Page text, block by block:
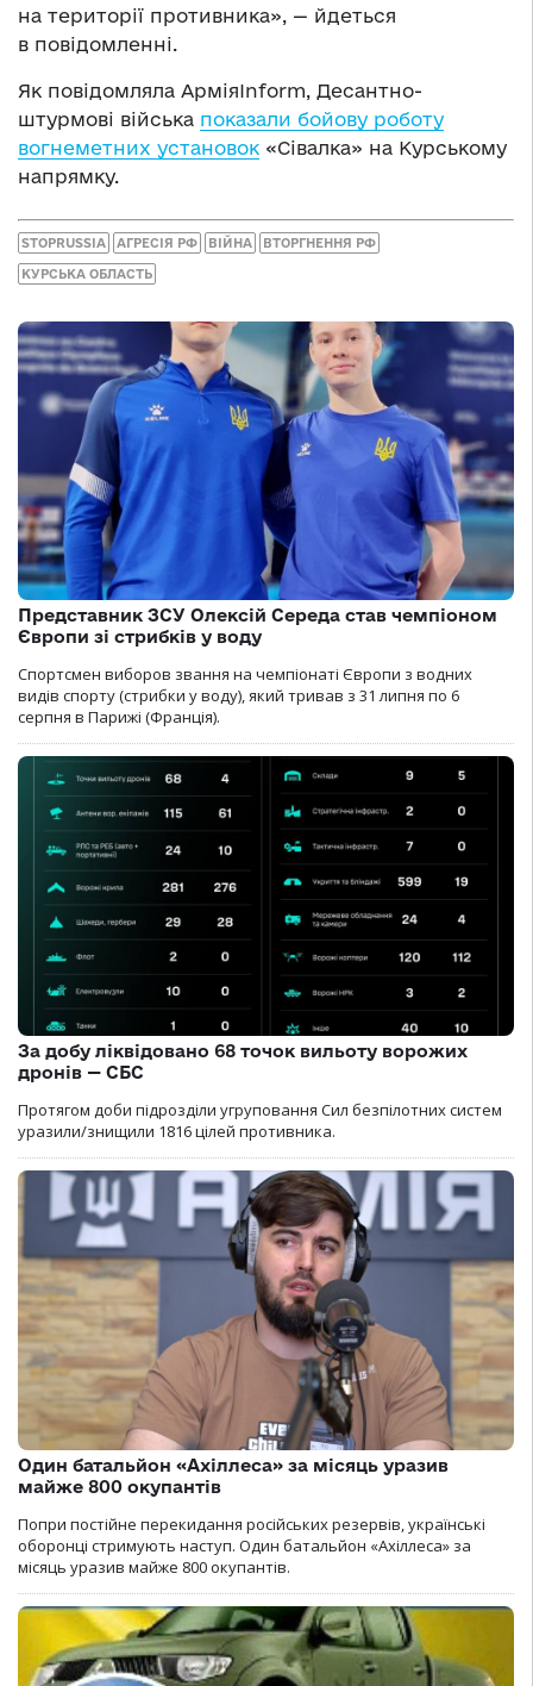
на території противника», — йдеться
в повідомленні.
Як повідомляла АрміяInform, Десантно-
штурмові війська показали бойову роботу
вогнеметних установок «Сівалка» на Курському
напрямку.
STOPRUSSIA АГРЕСІЯ РФ ВІЙНА ВТОРГНЕННЯ РФ
КУРСЬКА ОБЛАСТЬ
Представник ЗСУ Олексій Середа став чемпіоном
Європи зі стрибків у воду
Спортсмен виборов звання на чемпіонаті Європи з водних
видів спорту (стрибки у воду), який тривав з 31 липня по 6
серпня в Парижі (Франція).
За добу ліквідовано 68 точок вильоту ворожих
дронів — СБС
Протягом доби підрозділи угруповання Сил безпілотних систем
уразили/знищили 1816 цілей противника.
Один батальйон «Ахіллеса» за місяць уразив
майже 800 окупантів
Попри постійне перекидання російських резервів, українські
оборонці стримують наступ. Один батальйон «Ахіллеса» за
місяць уразив майже 800 окупантів.